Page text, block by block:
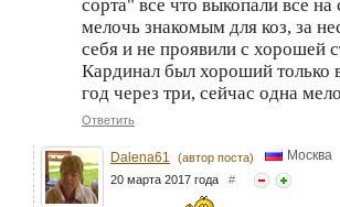
сорта" все что выкопали все на
мелочь знакомым для коз, за
себя и не проявили с хорошей
Кардинал был хороший только
год через три, сейчас одна
Ответить
Dalena61 (автор поста) Москва
20 марта 2017 года #